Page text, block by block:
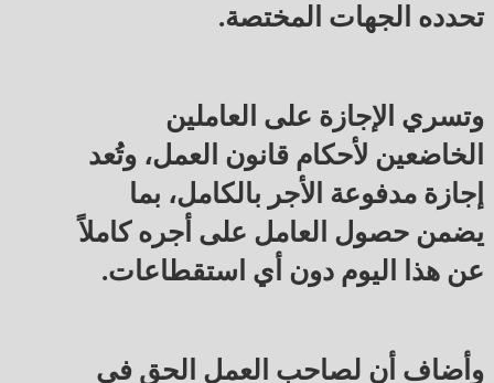
تحدده الجهات المختصة.
وتسري الإجازة على العاملين
الخاضعين لأحكام قانون العمل، وتُعد
إجازة مدفوعة الأجر بالكامل، بما
يضمن حصول العامل على أجره كاملاً
عن هذا اليوم دون أي استقطاعات.
وأضاف أن لصاحب العمل الحق في